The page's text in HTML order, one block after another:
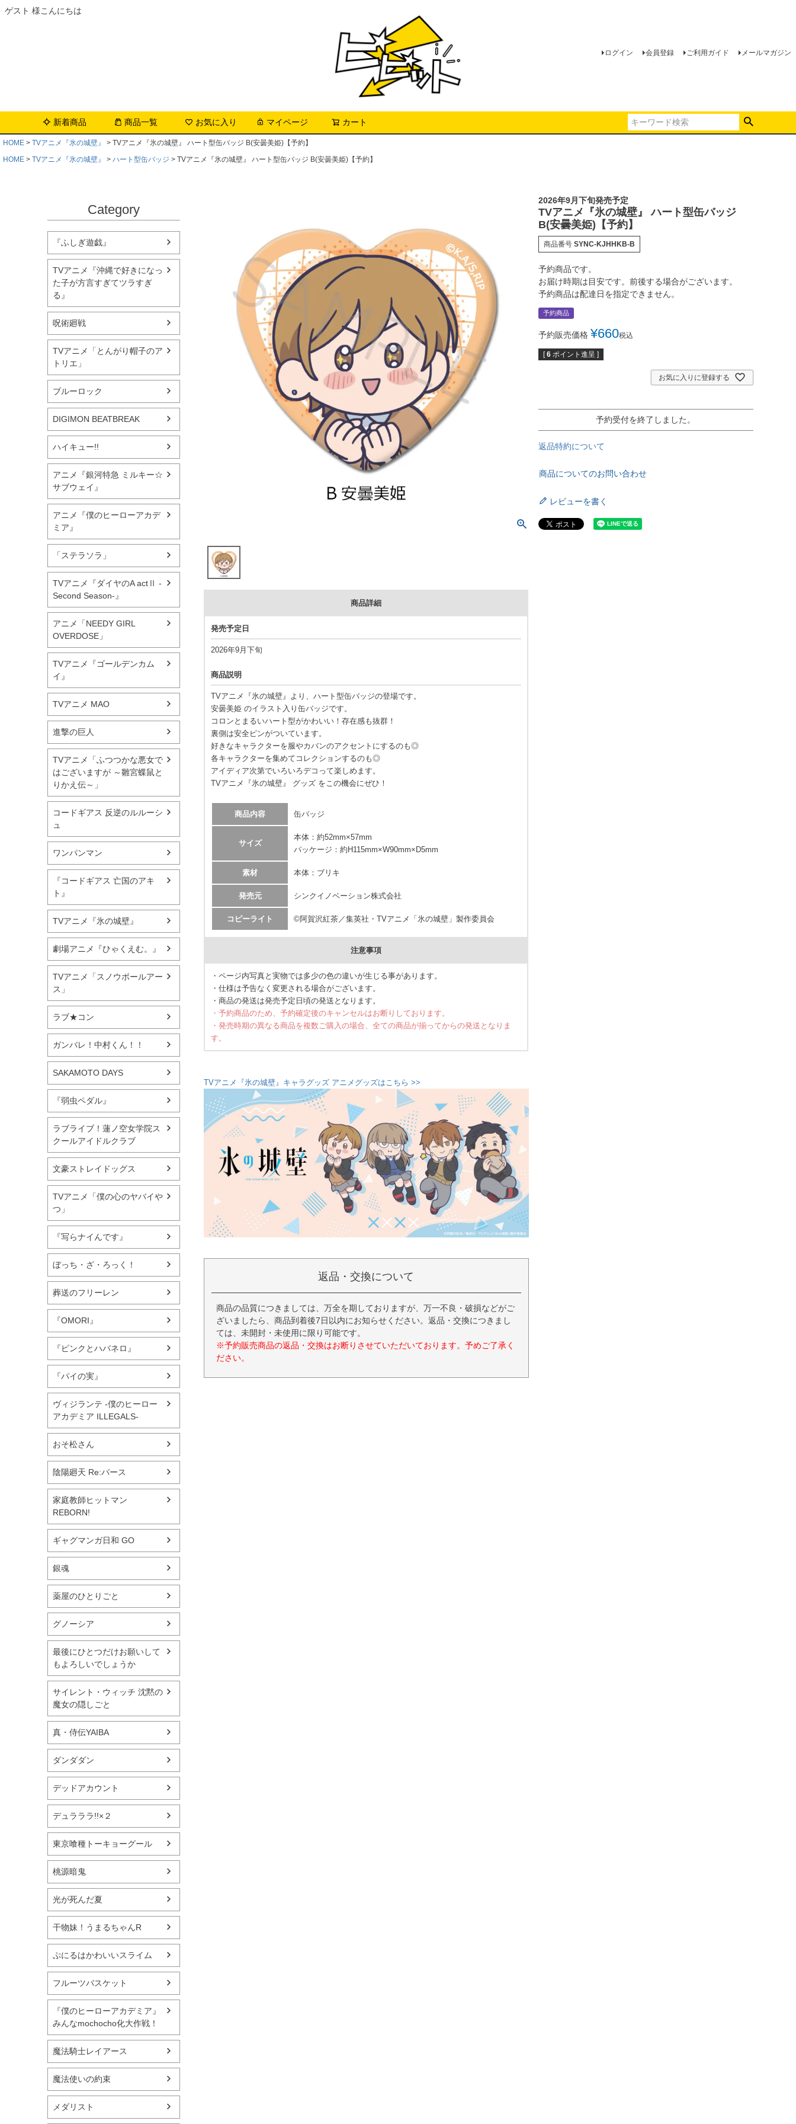
ゲスト 様こんにちは
ログイン 会員登録 ご利用ガイド メールマガジン
新着商品 商品一覧 お気に入り マイページ カート
HOME TVアニメ『氷の城壁』
TVアニメ『氷の城壁』 ハート型缶バッジ B(安曇美姫)【予約】
HOME
TVアニメ『氷の城壁』 ハート型缶バッジ TVアニメ『氷の城壁』 ハート型缶バッジ B(安曇美姫)【予約】
Category
『ふしぎ遊戯』
TVアニメ『沖縄で好きになっ
た子が方言すぎてツラすぎ
る』
呪術廻戦
TVアニメ「とんがり帽子のア
トリエ」
ブルーロック
DIGIMON BEATBREAK
ハイキュー!!
アニメ『銀河特急 ミルキー☆
サブウェイ』
アニメ『僕のヒーローアカデ
ミア』
「ステラソラ」
TVアニメ『ダイヤのA actⅡ -
Second Season-』
アニメ「NEEDY GIRL
OVERDOSE」
TVアニメ『ゴールデンカム
イ』
TVアニメ MAO
進撃の巨人
TVアニメ「ふつつかな悪女で
はございますが ～雛宮蝶鼠と
りかえ伝～」
コードギアス 反逆のルルーシ
ュ
ワンパンマン
『コードギアス 亡国のアキ
ト』
TVアニメ『氷の城壁』
劇場アニメ『ひゃくえむ。』
TVアニメ「スノウボールアー
ス」
ラブ★コン
ガンバレ！中村くん！！
SAKAMOTO DAYS
『弱虫ペダル』
ラブライブ！蓮ノ空女学院ス
クールアイドルクラブ
文豪ストレイドッグス
TVアニメ「僕の心のヤバイや
つ」
『写らナイんです』
ぼっち・ざ・ろっく！
葬送のフリーレン
『OMORI』
『ピンクとハバネロ』
『パイの実』
ヴィジランテ -僕のヒーロー
アカデミア ILLEGALS-
おそ松さん
陰陽廻天 Re:バース
家庭教師ヒットマン
REBORN!
ギャグマンガ日和 GO
銀魂
薬屋のひとりごと
グノーシア
最後にひとつだけお願いして
もよろしいでしょうか
サイレント・ウィッチ 沈黙の
魔女の隠しごと
真・侍伝YAIBA
ダンダダン
デッドアカウント
デュラララ!!×２
東京喰種トーキョーグール
桃源暗鬼
光が死んだ夏
干物妹！うまるちゃんR
ぷにるはかわいいスライム
フルーツバスケット
『僕のヒーローアカデミア』
みんなmochocho化大作戦！
魔法騎士レイアース
魔法使いの約束
メダリスト
商品詳細
発売予定日
2026年9月下旬
商品説明
TVアニメ『氷の城壁』より、ハート型缶バッジの登場です。
安曇美姫 のイラスト入り缶バッジです。
コロンとまるいハート型がかわいい！存在感も抜群！
裏側は安全ピンがついています。
好きなキャラクターを服やカバンのアクセントにするのも◎
各キャラクターを集めてコレクションするのも◎
アイディア次第でいろいろデコって楽しめます。
TVアニメ『氷の城壁』 グッズ をこの機会にぜひ！
商品内容 缶バッジ
サイズ
本体：約52mm×57mm
パッケージ：約H115mm×W90mm×D5mm
素材 本体：ブリキ
発売元 シンクイノベーション株式会社
コピーライト ©阿賀沢紅茶／集英社・TVアニメ「氷の城壁」製作委員会
注意事項
・ページ内写真と実物では多少の色の違いが生じる事があります。
・仕様は予告なく変更される場合がございます。
・商品の発送は発売予定日頃の発送となります。
・予約商品のため、予約確定後のキャンセルはお断りしております。
・発売時期の異なる商品を複数ご購入の場合、全ての商品が揃ってからの発送となりま
す。
TVアニメ『氷の城壁』キャラグッズ アニメグッズはこちら >>
返品・交換について
商品の品質につきましては、万全を期しておりますが、万一不良・破損などがご
ざいましたら、商品到着後7日以内にお知らせください。返品・交換につきまし
ては、未開封・未使用に限り可能です。
※予約販売商品の返品・交換はお断りさせていただいております。予めご了承く
ださい。
2026年9月下旬発売予定
TVアニメ『氷の城壁』 ハート型缶バッジ
B(安曇美姫)【予約】
商品番号 SYNC-KJHHKB-B
予約商品です。
お届け時期は目安です。前後する場合がございます。
予約商品は配達日を指定できません。
予約商品
予約販売価格 ¥660税込
[ 6 ポイント進呈 ]
お気に入りに登録する
予約受付を終了しました。
返品特約について
商品についてのお問い合わせ
レビューを書く